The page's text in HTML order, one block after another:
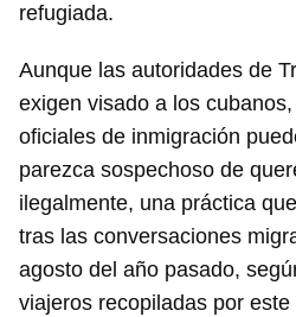
refugiada.
Aunque las autoridades de
exigen visado a los
oficiales de inmigración
parezca sospechoso de
ilegalmente, una práctica
tras las conversaciones
agosto del año pasado,
viajeros recopiladas por este